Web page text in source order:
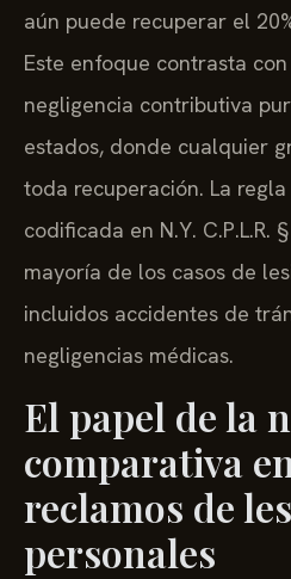
aún puede recuperar el
Este enfoque contrasta
negligencia contributiva
estados, donde cualquier
toda recuperación. La
codificada en N.Y. C.P.L.R.
mayoría de los casos de
incluidos accidentes de
negligencias médicas.
El papel de la
comparativa
reclamos de
personales